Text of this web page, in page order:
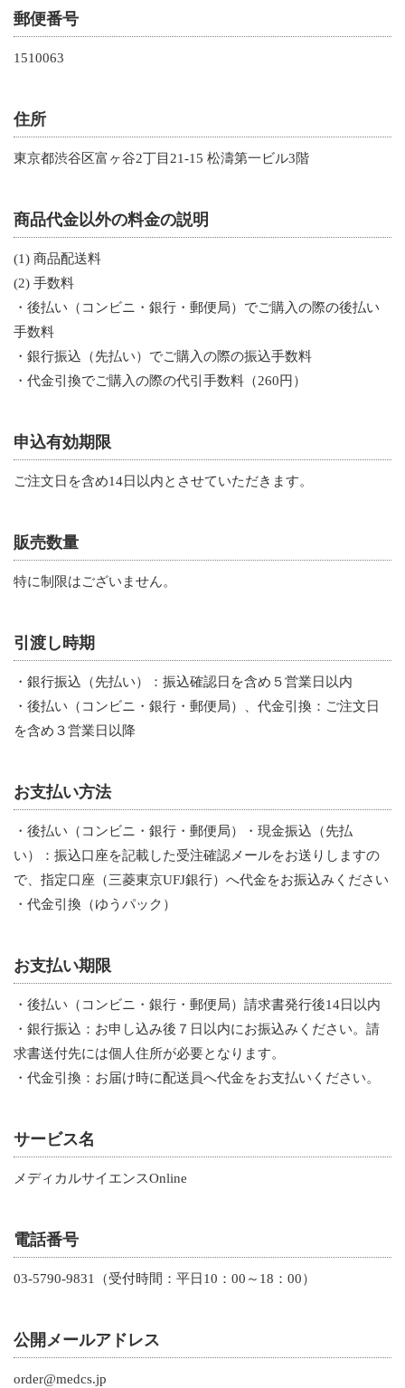
郵便番号
1510063
住所
東京都渋谷区富ヶ谷2丁目21-15 松濤第一ビル3階
商品代金以外の料金の説明
(1) 商品配送料
(2) 手数料
・後払い（コンビニ・銀行・郵便局）でご購入の際の後払い
手数料
・銀行振込（先払い）でご購入の際の振込手数料
・代金引換でご購入の際の代引手数料（260円）
申込有効期限
ご注文日を含め14日以内とさせていただきます。
販売数量
特に制限はございません。
引渡し時期
・銀行振込（先払い）：振込確認日を含め５営業日以内
・後払い（コンビニ・銀行・郵便局）、代金引換：ご注文日
を含め３営業日以降
お支払い方法
・後払い（コンビニ・銀行・郵便局）・現金振込（先払
い）：振込口座を記載した受注確認メールをお送りしますの
で、指定口座（三菱東京UFJ銀行）へ代金をお振込みください
・代金引換（ゆうパック）
お支払い期限
・後払い（コンビニ・銀行・郵便局）請求書発行後14日以内
・銀行振込：お申し込み後７日以内にお振込みください。請
求書送付先には個人住所が必要となります。
・代金引換：お届け時に配送員へ代金をお支払いください。
サービス名
メディカルサイエンスOnline
電話番号
03-5790-9831（受付時間：平日10：00～18：00）
公開メールアドレス
order@medcs.jp